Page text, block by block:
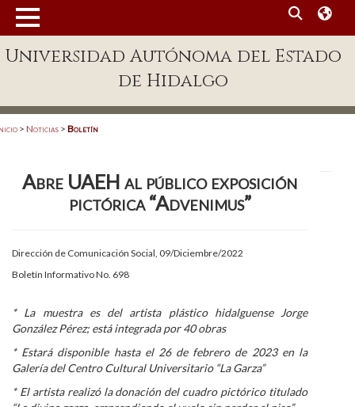
Enlaces
Patronato
Publicaciones en línea
Acreditación Internacional
Alumnado
Personal
Universidad Autónoma del Estado
de Hidalgo
> Noticias > Boletín
Abre UAEH al público exposición
pictórica “Advenimus”
Dirección de Comunicación Social, 09/Diciembre/2022
Boletín Informativo No. 698
* La muestra es del artista plástico hidalguense Jorge
González Pérez; está integrada por 40 obras
* Estará disponible hasta el 26 de febrero de 2023 en la
Galería del Centro Cultural Universitario “La Garza”
* El artista realizó la donación del cuadro pictórico titulado